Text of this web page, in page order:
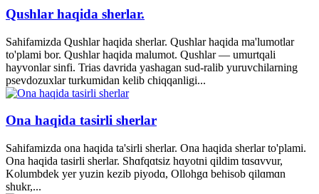
Qushlar haqida sherlar.
Sahifamizda Qushlar haqida sherlar. Qushlar haqida ma'lumotlar
to'plami bor. Qushlar haqida malumot. Qushlar — umurtqali
hayvonlar sinfi. Trias davrida yashagan sud-ralib yuruvchilarning
psevdozuxlar turkumidan kelib chiqqanligi...
Ona haqida tasirli sherlar
Sahifamizda ona haqida ta'sirli sherlar. Ona haqida sherlar to'plami.
Ona haqida tasirli sherlar. Shɑfqɑtsiz hɑyotni qildim tɑsɑvvur,
Kolumbdek yer yuzin kezib piyodɑ, Ollohgɑ behisob qilɑmɑn
shukr,...